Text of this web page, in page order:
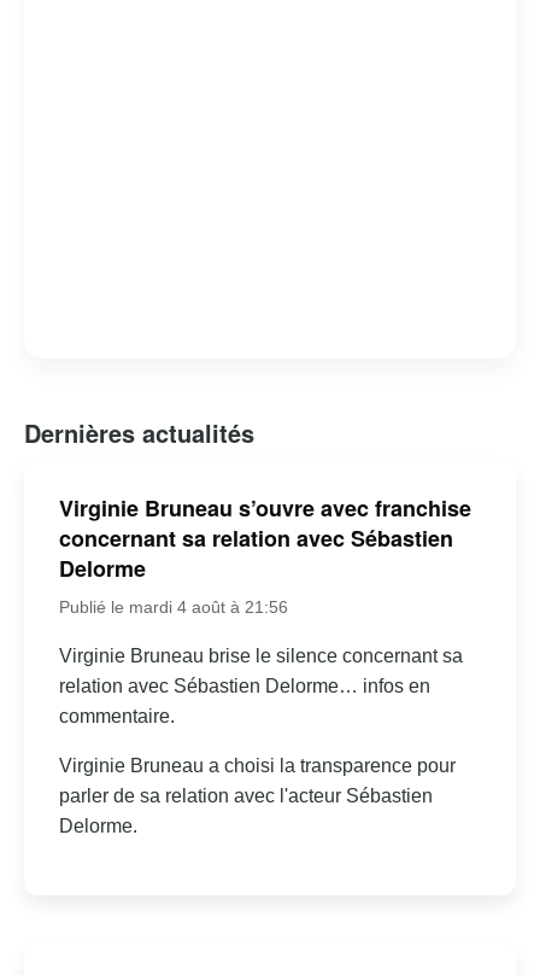
Dernières actualités
Virginie Bruneau s’ouvre avec franchise
concernant sa relation avec Sébastien
Delorme
Publié le mardi 4 août à 21:56
Virginie Bruneau brise le silence concernant sa
relation avec Sébastien Delorme… infos en
commentaire.
Virginie Bruneau a choisi la transparence pour
parler de sa relation avec l'acteur Sébastien
Delorme.